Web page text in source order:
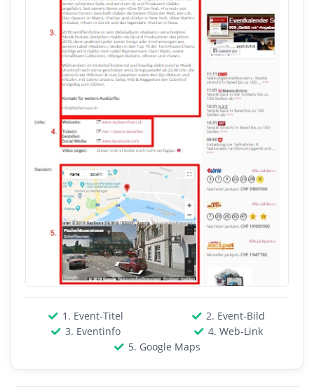
1. Event-Titel
2. Event-Bild
3. Eventinfo
4. Web-Link
5. Google Maps